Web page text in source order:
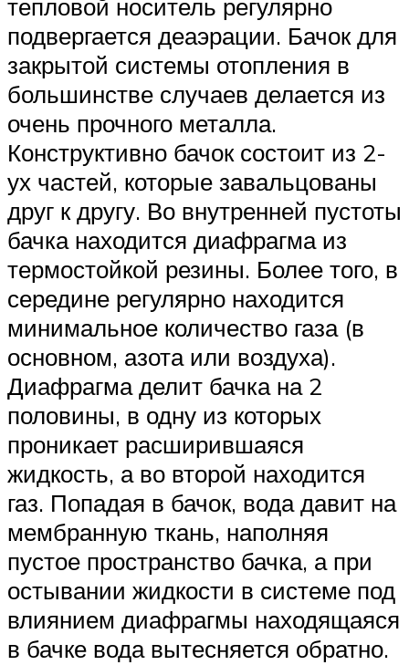
тепловой носитель регулярно
подвергается деаэрации. Бачок для
закрытой системы отопления в
большинстве случаев делается из
очень прочного металла.
Конструктивно бачок состоит из 2-
ух частей, которые завальцованы
друг к другу. Во внутренней пустоты
бачка находится диафрагма из
термостойкой резины. Более того, в
середине регулярно находится
минимальное количество газа (в
основном, азота или воздуха).
Диафрагма делит бачка на 2
половины, в одну из которых
проникает расширившаяся
жидкость, а во второй находится
газ. Попадая в бачок, вода давит на
мембранную ткань, наполняя
пустое пространство бачка, а при
остывании жидкости в системе под
влиянием диафрагмы находящаяся
в бачке вода вытесняется обратно.